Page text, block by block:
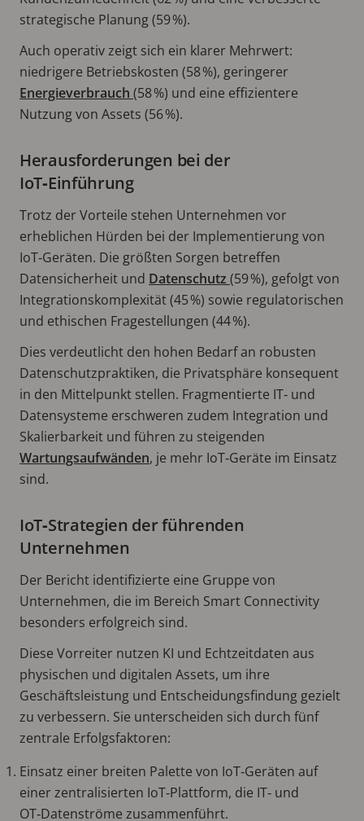
strategische Planung (59 %).
Auch operativ zeigt sich ein klarer Mehrwert:
niedrigere Betriebskosten (58 %), geringerer
Energieverbrauch (58 %) und eine effizientere
Nutzung von Assets (56 %).
Herausforderungen bei der
IoT‑Einführung
Trotz der Vorteile stehen Unternehmen vor
erheblichen Hürden bei der Implementierung von
IoT‑Geräten. Die größten Sorgen betreffen
Datensicherheit und Datenschutz (59 %), gefolgt von
Integrationskomplexität (45 %) sowie regulatorischen
und ethischen Fragestellungen (44 %).
Dies verdeutlicht den hohen Bedarf an robusten
Datenschutzpraktiken, die Privatsphäre konsequent
in den Mittelpunkt stellen. Fragmentierte IT‑ und
Datensysteme erschweren zudem Integration und
Skalierbarkeit und führen zu steigenden
Wartungsaufwänden, je mehr IoT‑Geräte im Einsatz
sind.
IoT‑Strategien der führenden
Unternehmen
Der Bericht identifizierte eine Gruppe von
Unternehmen, die im Bereich Smart Connectivity
besonders erfolgreich sind.
Diese Vorreiter nutzen KI und Echtzeitdaten aus
physischen und digitalen Assets, um ihre
Geschäftsleistung und Entscheidungsfindung gezielt
zu verbessern. Sie unterscheiden sich durch fünf
zentrale Erfolgsfaktoren:
Einsatz einer breiten Palette von IoT‑Geräten auf
einer zentralisierten IoT‑Plattform, die IT‑ und
OT‑Datenströme zusammenführt.